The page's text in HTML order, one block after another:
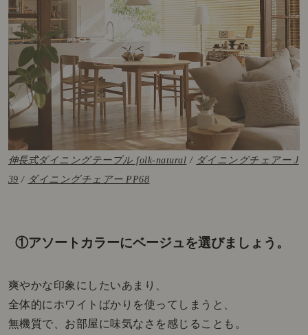
伸長式ダイニングテーブル folk-natural / ダイニングチェアー J
39 / ダイニングチェアー PP68
①アソートカラーにベージュを選びましょう。
爽やかな印象にしたいあまり、
全体的にホワイトばかりを使ってしまうと、
無機質で、お部屋に味気なさを感じることも。